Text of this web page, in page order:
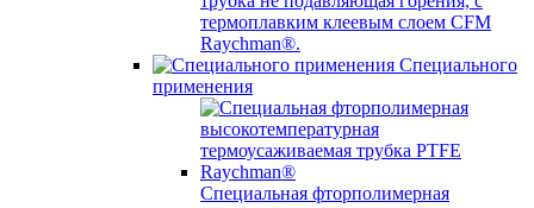
термоплавким клеевым слоем CFM
Raychman®.
Специального
применения
Специальная фторполимерная